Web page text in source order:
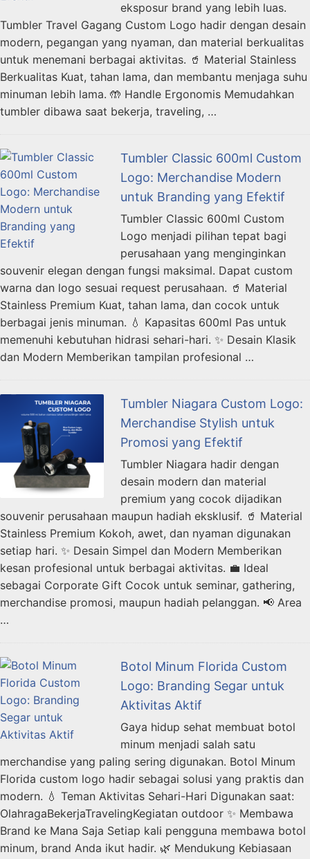
eksposur brand yang lebih luas.
Tumbler Travel Gagang Custom Logo hadir dengan desain
modern, pegangan yang nyaman, dan material berkualitas
untuk menemani berbagai aktivitas. 🥤 Material Stainless
Berkualitas Kuat, tahan lama, dan membantu menjaga suhu
minuman lebih lama. 🤲 Handle Ergonomis Memudahkan
tumbler dibawa saat bekerja, traveling, …
Tumbler Classic 600ml Custom
Logo: Merchandise Modern
untuk Branding yang Efektif
Tumbler Classic 600ml Custom
Logo menjadi pilihan tepat bagi
perusahaan yang menginginkan
souvenir elegan dengan fungsi maksimal. Dapat custom
warna dan logo sesuai request perusahaan. 🥤 Material
Stainless Premium Kuat, tahan lama, dan cocok untuk
berbagai jenis minuman. 💧 Kapasitas 600ml Pas untuk
memenuhi kebutuhan hidrasi sehari-hari. ✨ Desain Klasik
dan Modern Memberikan tampilan profesional …
Tumbler Niagara Custom Logo:
Merchandise Stylish untuk
Promosi yang Efektif
Tumbler Niagara hadir dengan
desain modern dan material
premium yang cocok dijadikan
souvenir perusahaan maupun hadiah eksklusif. 🥤 Material
Stainless Premium Kokoh, awet, dan nyaman digunakan
setiap hari. ✨ Desain Simpel dan Modern Memberikan
kesan profesional untuk berbagai aktivitas. 💼 Ideal
sebagai Corporate Gift Cocok untuk seminar, gathering,
merchandise promosi, maupun hadiah pelanggan. 📢 Area
…
Botol Minum Florida Custom
Logo: Branding Segar untuk
Aktivitas Aktif
Gaya hidup sehat membuat botol
minum menjadi salah satu
merchandise yang paling sering digunakan. Botol Minum
Florida custom logo hadir sebagai solusi yang praktis dan
modern. 💧 Teman Aktivitas Sehari-Hari Digunakan saat:
OlahragaBekerjaTravelingKegiatan outdoor ✨ Membawa
Brand ke Mana Saja Setiap kali pengguna membawa botol
minum, brand Anda ikut hadir. 🌿 Mendukung Kebiasaan